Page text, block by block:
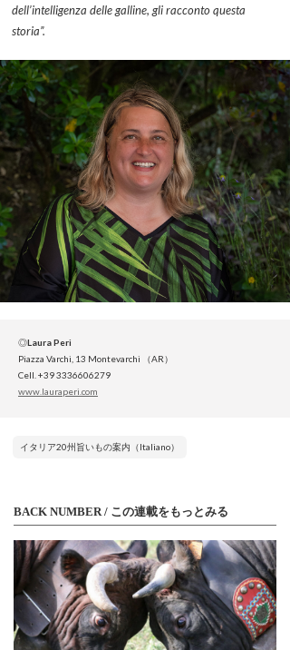
dell’intelligenza delle galline, gli racconto questa
storia”.
◎Laura Peri
Piazza Varchi, 13 Montevarchi （AR）
Cell. +39 3336606279
www.lauraperi.com
イタリア20州旨いもの案内（Italiano）
BACK NUMBER / この連載をもっとみる